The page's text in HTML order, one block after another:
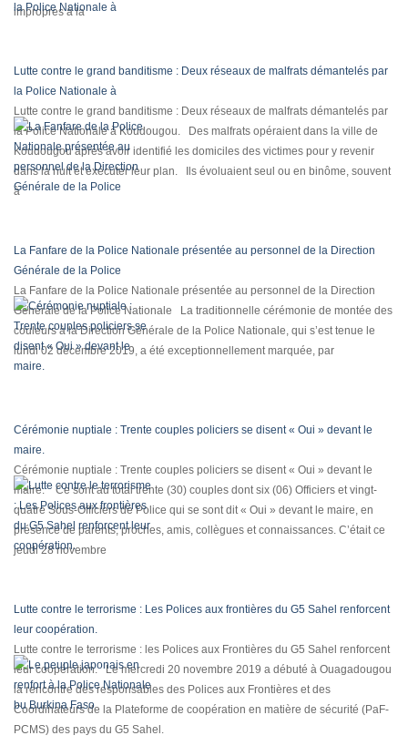
impropres à la
Lutte contre le grand banditisme : Deux réseaux de malfrats démantelés par
la Police Nationale à
Lutte contre le grand banditisme : Deux réseaux de malfrats démantelés par
la Police Nationale à Koudougou. Des malfrats opéraient dans la ville de
Koudougou après avoir identifié les domiciles des victimes pour y revenir
dans la nuit et exécuter leur plan. Ils évoluaient seul ou en binôme, souvent
à
La Fanfare de la Police Nationale présentée au personnel de la Direction
Générale de la Police
La Fanfare de la Police Nationale présentée au personnel de la Direction
Générale de la Police Nationale La traditionnelle cérémonie de montée des
couleurs à la Direction Générale de la Police Nationale, qui s’est tenue le
lundi 02 décembre 2019, a été exceptionnellement marquée, par
Cérémonie nuptiale : Trente couples policiers se disent « Oui » devant le
maire.
Cérémonie nuptiale : Trente couples policiers se disent « Oui » devant le
maire. Ce sont au total trente (30) couples dont six (06) Officiers et vingt-
quatre Sous-Officiers de Police qui se sont dit « Oui » devant le maire, en
présence de parents, proches, amis, collègues et connaissances. C’était ce
jeudi 28 novembre
Lutte contre le terrorisme : Les Polices aux frontières du G5 Sahel renforcent
leur coopération.
Lutte contre le terrorisme : les Polices aux Frontières du G5 Sahel renforcent
leur coopération. Le mercredi 20 novembre 2019 a débuté à Ouagadougou
la rencontre des responsables des Polices aux Frontières et des
Coordinateurs de la Plateforme de coopération en matière de sécurité (PaF-
PCMS) des pays du G5 Sahel.